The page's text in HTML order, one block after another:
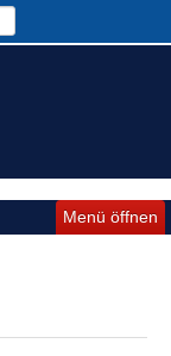
Menü öffnen